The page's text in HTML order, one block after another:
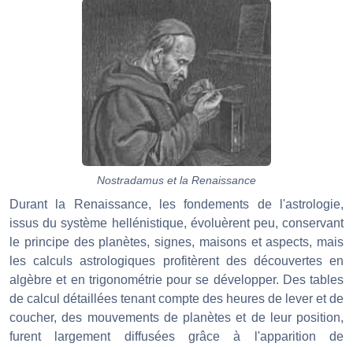
Nostradamus et la Renaissance
Durant la Renaissance, les fondements de l'astrologie,
issus du système hellénistique, évoluèrent peu, conservant
le principe des planètes, signes, maisons et aspects, mais
les calculs astrologiques profitèrent des découvertes en
algèbre et en trigonométrie pour se développer. Des tables
de calcul détaillées tenant compte des heures de lever et de
coucher, des mouvements de planètes et de leur position,
furent largement diffusées grâce à l'apparition de